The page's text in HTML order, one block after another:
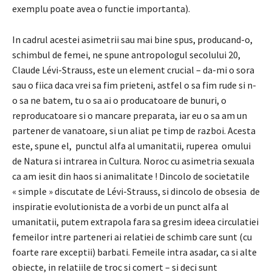
exemplu poate avea o functie importanta).
In cadrul acestei asimetrii sau mai bine spus, producand-o,
schimbul de femei, ne spune antropologul secolului 20,
Claude Lévi-Strauss, este un element crucial – da-mi o sora
sau o fiica daca vrei sa fim prieteni, astfel o sa fim rude si n-
o sa ne batem, tu o sa ai o producatoare de bunuri, o
reproducatoare si o mancare preparata, iar eu o sa am un
partener de vanatoare, si un aliat pe timp de razboi. Acesta
este, spune el, punctul alfa al umanitatii, ruperea omului
de Natura si intrarea in Cultura. Noroc cu asimetria sexuala
ca am iesit din haos si animalitate ! Dincolo de societatile
« simple » discutate de Lévi-Strauss, si dincolo de obsesia de
inspiratie evolutionista de a vorbi de un punct alfa al
umanitatii, putem extrapola fara sa gresim ideea circulatiei
femeilor intre parteneri ai relatiei de schimb care sunt (cu
foarte rare exceptii) barbati. Femeile intra asadar, ca si alte
obiecte, in relatiile de troc si comert – si deci sunt